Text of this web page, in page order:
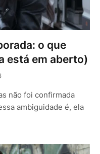
o que
está em aberto)
não foi confirmada
ambiguidade é, ela